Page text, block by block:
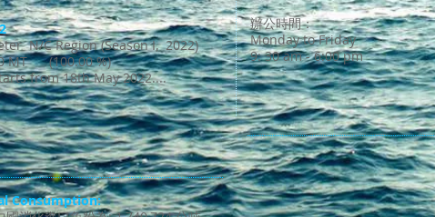
N/C Region (Season I, 2022)
MT (100.00 %)
from 18th May 2022....
辦公時間：
Monday to Friday
9: 30 am - 6:00 pm​
Consumption:​